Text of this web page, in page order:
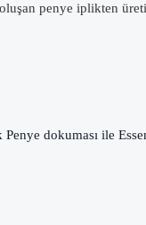
penye iplikten
dokuması ile